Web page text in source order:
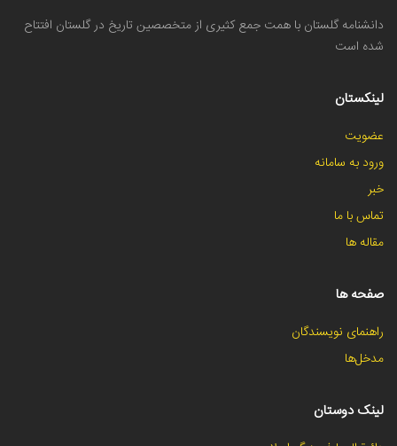
دانشنامه گلستان با همت جمع کثیری از متخصصین تاریخ در گلستان افتتاح
شده است
لینکستان
عضویت
ورود به سامانه
خبر
تماس با ما
مقاله ها
صفحه ها
راهنمای نویسندگان
مدخل‌ها
لینک دوستان